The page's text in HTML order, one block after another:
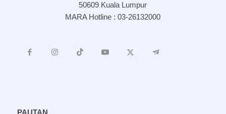
50609 Kuala Lumpur
MARA Hotline : 03-26132000
PAUTAN